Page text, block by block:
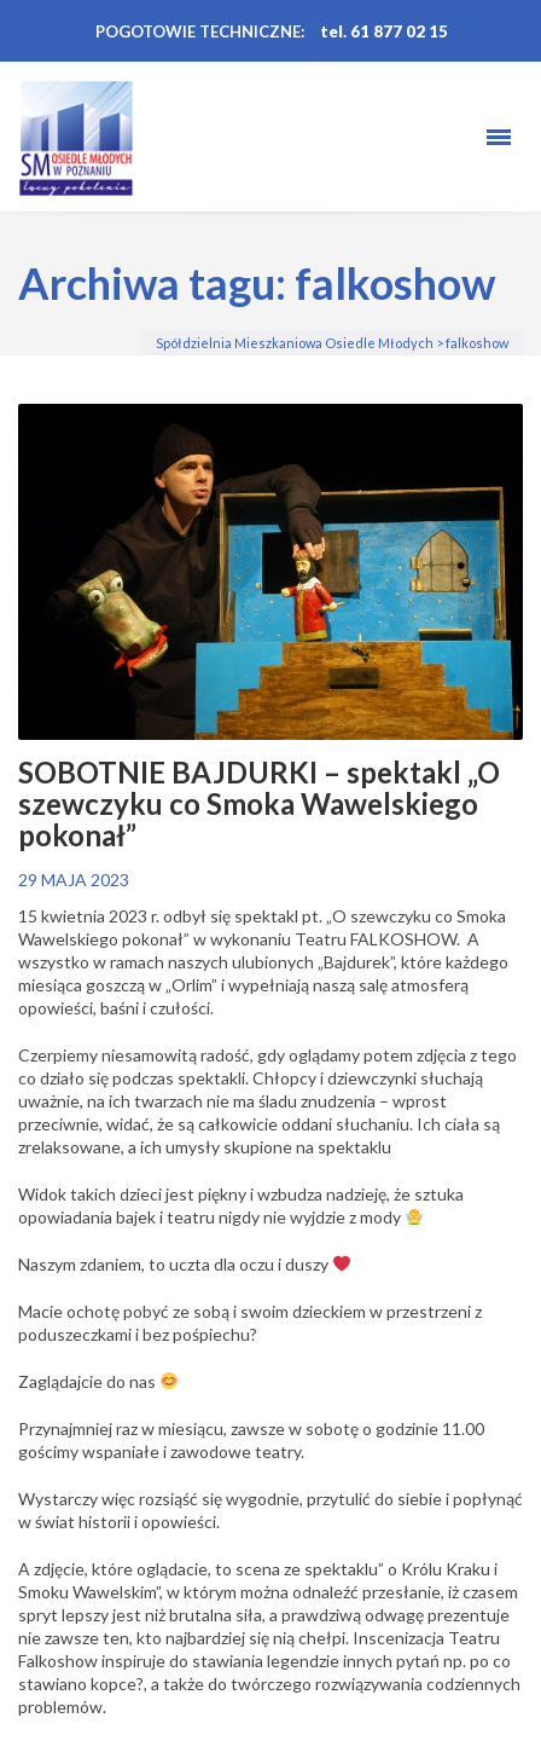
POGOTOWIE TECHNICZNE: tel. 61 877 02 15
Archiwa tagu: falkoshow
Spółdzielnia Mieszkaniowa Osiedle Młodych >falkoshow
SOBOTNIE BAJDURKI – spektakl „O
szewczyku co Smoka Wawelskiego
pokonał”
29 MAJA 2023
15 kwietnia 2023 r. odbył się spektakl pt. „O szewczyku co Smoka
Wawelskiego pokonał” w wykonaniu Teatru FALKOSHOW. A
wszystko w ramach naszych ulubionych „Bajdurek”, które każdego
miesiąca goszczą w „Orlim” i wypełniają naszą salę atmosferą
opowieści, baśni i czułości.
Czerpiemy niesamowitą radość, gdy oglądamy potem zdjęcia z tego
co działo się podczas spektakli. Chłopcy i dziewczynki słuchają
uważnie, na ich twarzach nie ma śladu znudzenia – wprost
przeciwnie, widać, że są całkowicie oddani słuchaniu. Ich ciała są
zrelaksowane, a ich umysły skupione na spektaklu
Widok takich dzieci jest piękny i wzbudza nadzieję, że sztuka
opowiadania bajek i teatru nigdy nie wyjdzie z mody
Naszym zdaniem, to uczta dla oczu i duszy
Macie ochotę pobyć ze sobą i swoim dzieckiem w przestrzeni z
poduszeczkami i bez pośpiechu?
Zaglądajcie do nas
Przynajmniej raz w miesiącu, zawsze w sobotę o godzinie 11.00
gościmy wspaniałe i zawodowe teatry.
Wystarczy więc rozsiąść się wygodnie, przytulić do siebie i popłynąć
w świat historii i opowieści.
A zdjęcie, które oglądacie, to scena ze spektaklu” o Królu Kraku i
Smoku Wawelskim”, w którym można odnaleźć przesłanie, iż czasem
spryt lepszy jest niż brutalna siła, a prawdziwą odwagę prezentuje
nie zawsze ten, kto najbardziej się nią chełpi. Inscenizacja Teatru
Falkoshow inspiruje do stawiania legendzie innych pytań np. po co
stawiano kopce?, a także do twórczego rozwiązywania codziennych
problemów.